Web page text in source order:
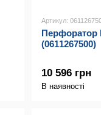
Артикул:
Перфоратор
(0611267500)
10 596 грн
В наявності